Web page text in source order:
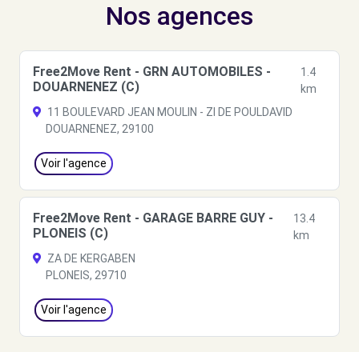
Nos agences
Free2Move Rent - GRN AUTOMOBILES -
DOUARNENEZ (C)
1.4
km
11 BOULEVARD JEAN MOULIN - ZI DE POULDAVID
DOUARNENEZ, 29100
Voir l'agence
Free2Move Rent - GARAGE BARRE GUY -
PLONEIS (C)
13.4
km
ZA DE KERGABEN
PLONEIS, 29710
Voir l'agence